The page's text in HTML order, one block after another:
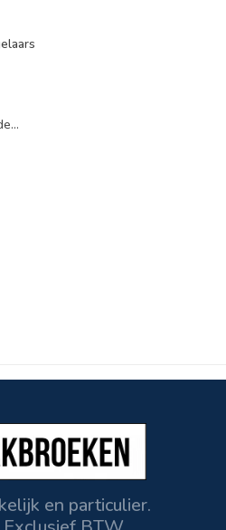
en particulier.